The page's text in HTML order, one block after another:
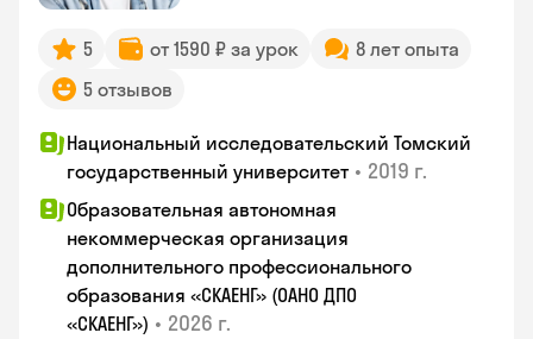
5 от 1590 ₽ за урок
8 лет опыта
5 отзывов
Национальный исследовательский Томский
государственный университет • 2019 г.
Образовательная автономная
некоммерческая организация
дополнительного профессионального
образования «СКАЕНГ» (ОАНО ДПО
«СКАЕНГ») • 2026 г.